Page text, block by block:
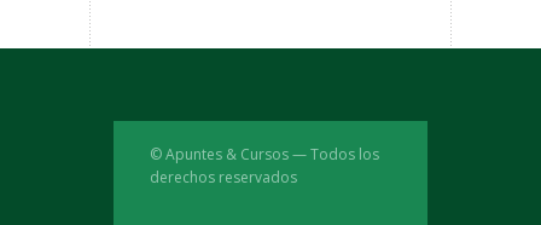
© Apuntes & Cursos — Todos los
derechos reservados